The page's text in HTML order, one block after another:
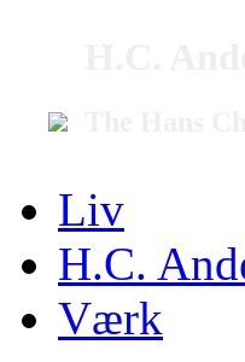
Liv
H.C.
Værk